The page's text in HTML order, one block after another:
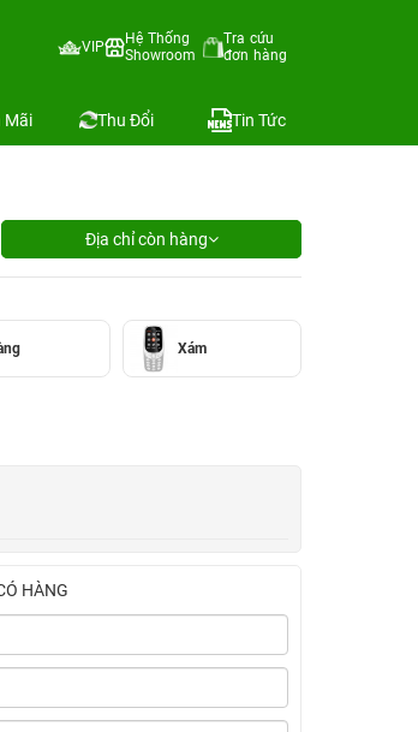
VIP
Hệ Thống
Showroom
Tra cứu
đơn hàng
Mãi Thu Đổi Tin Tức
Địa chỉ còn hàng
Xám
HÀNG